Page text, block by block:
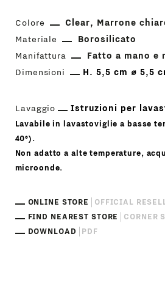
Colore Clear Marrone
Materiale
Borosilicato
Manifattura
Fatto a mano e
Dimensioni
H. 5,5 cm ⌀ 5,5
Lavaggio Istruzioni per
Lavabile in lavastoviglie a basse
40°).
Non adatto a alte temperature,
microonde.
ONLINE STORE
OFFICIAL
FIND NEAREST STORE
CORNER
DOWNLOAD
PDF